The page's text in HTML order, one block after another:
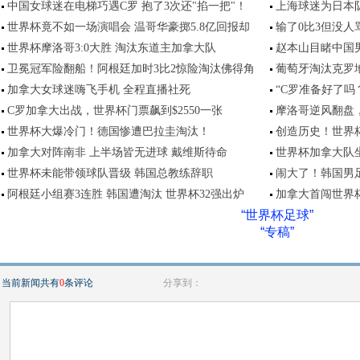
中国女球迷在电梯巧遇C罗 抱了3次还"掐一把"！
上海球迷为日本
世界杯竟不如一场演唱会 温哥华豪掷5.8亿回报却
输了0比3但没人
世界杯摩洛哥3:0大胜 淘汰东道主加拿大队
赵本山目睹中国
卫冕冠军险翻船！阿根廷加时3比2惊险淘汰佛得角
葡萄牙淘汰克罗
加拿大女球迷嗨飞手机 全程直播社死
“C罗准备好了吗
C罗加拿大出战，世界杯门票飙到$2550一张
摩洛哥逆风翻盘
世界杯大爆冷门！德国惨遭巴拉圭淘汰！
创造历史！世界
加拿大对阵南非 上半场皆无进球 戴维斯待命
世界杯加拿大队
世界杯未能带领球队晋级 韩国总教练辞职
闹大了！韩国男
阿根廷小组赛3连胜 韩国遭淘汰 世界杯32强出炉
加拿大首闯世界
“世界杯足球”
“专稿”
当前新闻共有0条评论 分享到：